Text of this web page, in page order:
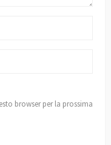
browser per la prossima